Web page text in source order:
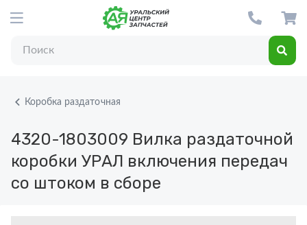
Коробка раздаточная
4320-1803009 Вилка раздаточной
коробки УРАЛ включения передач
со штоком в сборе